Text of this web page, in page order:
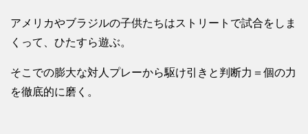
アメリカやブラジルの子供たちはストリートで試合をしま
くって、ひたすら遊ぶ。
そこでの膨大な対人プレーから駆け引きと判断力＝個の力
を徹底的に磨く。